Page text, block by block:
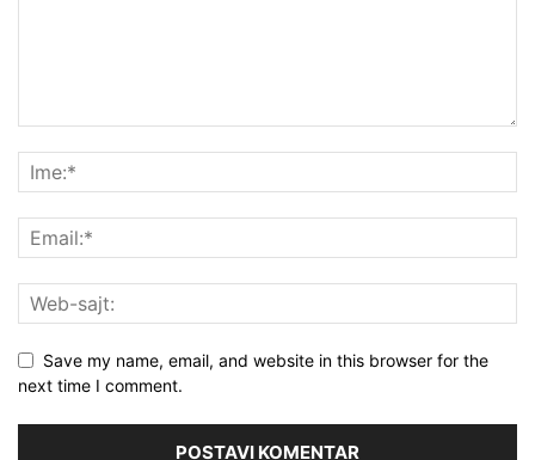
Save my name, email, and website in this browser for the
next time I comment.